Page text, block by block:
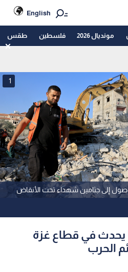
English
مونديال 2026 فلسطين طقس
إلى جثامين شهداء تحت الأنقاض
1
ما يحدث في قطاع غزة
الحرب